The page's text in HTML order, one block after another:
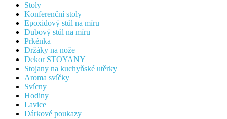
Stoly
Konferenční stoly
Epoxidový stůl na míru
Dubový stůl na míru
Prkénka
Držáky na nože
Dekor STOYANY
Stojany na kuchyňské utěrky
Aroma svíčky
Svícny
Hodiny
Lavice
Dárkové poukazy